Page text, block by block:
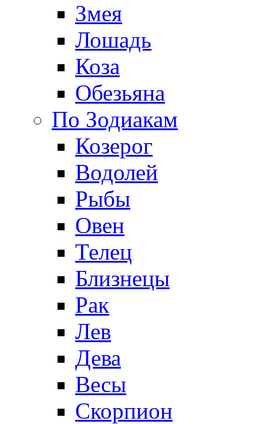
Змея
Лошадь
Коза
Обезьяна
По Зодиакам
Козерог
Водолей
Рыбы
Овен
Телец
Близнецы
Рак
Лев
Дева
Весы
Скорпион